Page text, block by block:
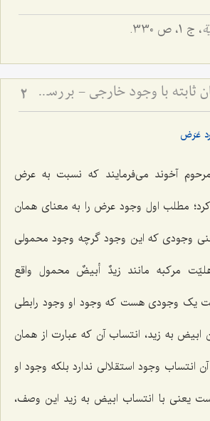
، ج 1، ص 330.
تحلیل نسبت اعیان ثابته با وجود خارجی - بررسی تطبیقی دیدگاه محقق دوانی و آخوند ملاصدرا 2
عَرَض
آخوند می‌فرمایند که نسبت به عرض
مطلب اول وجود عرض را به معنای همان
وجودی که این وجود گرچه وجود محمولی
مرکبه مانند زیدٌ أبیضٌ محمول واقع
یک وجودی هست که وجود او وجود رابطی
به زید، انتساب آن که عبارت از همان
وجود استقلالی ندارد بلکه وجود او
یعنی با انتساب ابیض به زید این وصف،